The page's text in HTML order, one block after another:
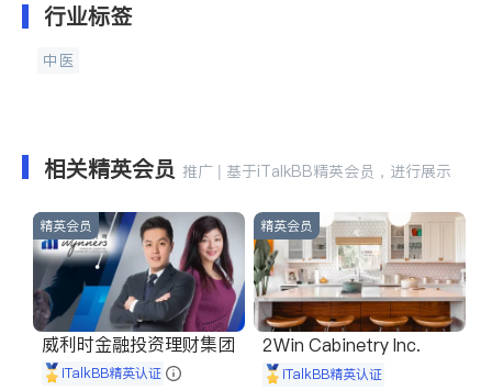
行业标签
中医
相关精英会员 推广 | 基于iTalkBB精英会员，进行展示
精英会员
威利时金融投资理财集团
iTalkBB精英认证
精英会员
2Win Cabinetry Inc.
iTalkBB精英认证